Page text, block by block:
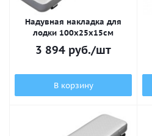
Надувная накладка для
лодки 100х25x15см
3 894 руб./шт
В корзину